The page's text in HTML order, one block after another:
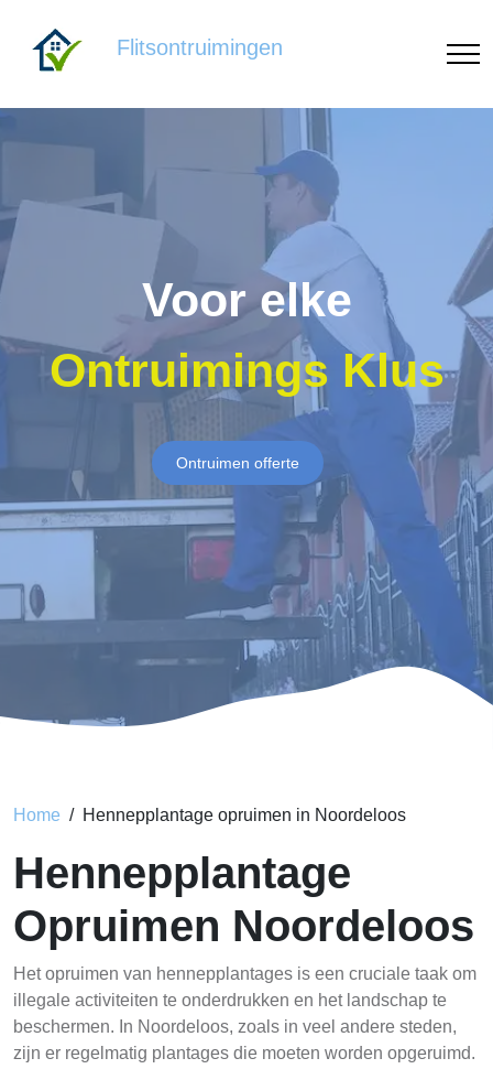
Flitsontruimingen
Voor elke
Ontruimings Klus
Ontruimen offerte
Home Hennepplantage opruimen in Noordeloos
Hennepplantage
Opruimen Noordeloos
Het opruimen van hennepplantages is een cruciale taak om
illegale activiteiten te onderdrukken en het landschap te
beschermen. In Noordeloos, zoals in veel andere steden,
zijn er regelmatig plantages die moeten worden opgeruimd.